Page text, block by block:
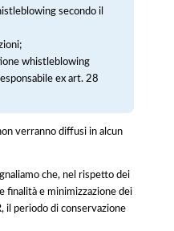
secondo il
whistleblowing
ex art. 28
verranno diffusi in alcun
che, nel rispetto dei
finalità e minimizzazione dei
il periodo di conservazione